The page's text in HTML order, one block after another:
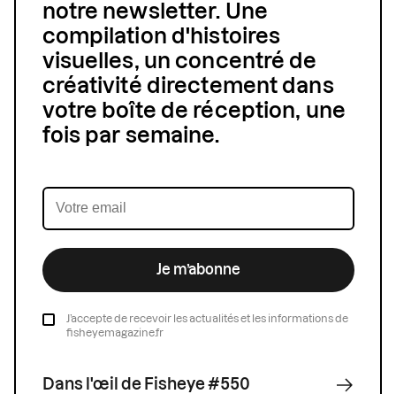
notre newsletter. Une
compilation d'histoires
visuelles, un concentré de
créativité directement dans
votre boîte de réception, une
fois par semaine.
Je m’abonne
J’accepte de recevoir les actualités et les informations de
fisheyemagazine.fr
Dans l'œil de Fisheye #550